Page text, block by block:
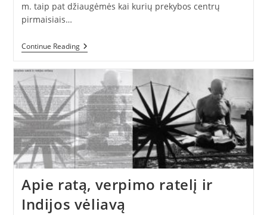
m. taip pat džiaugėmės kai kurių prekybos centrų
pirmaisiais…
Continue Reading(NE)vienkartiniai
Daiktai
Istorijos
Apie ratą, verpimo ratelį ir
Indijos vėliavą